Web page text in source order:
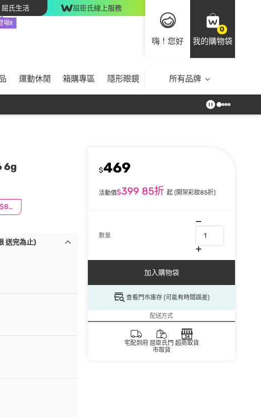
氏生活
場!!
屈臣氏線上服務
嗨！您好
0
我的購物袋
運動休閒 箱購專區 隱形眼鏡 所有品牌
6g
刷中信卡滿$888送3萬點
$469
活動價$399 85折 起 (開架彩妝85折)
數量
加入購物袋
查看門市庫存 (可能有時間誤差)
配送方式
宅配到府 屈臣氏門
市取貨
超商取貨
送完為止)